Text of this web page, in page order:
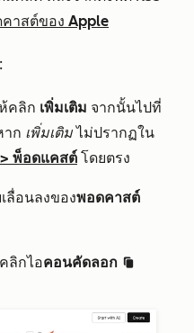
คาสต์ของ Apple
คลิก เพิ่มเติม จากนั้นไปที่
าก เพิ่มเติมไม่ปรากฏใน
> พ็อดแคสต์ โดยตรง
ลื่อนลงของพอดคาสต์
ลิกไอคอนคัดลอก duplicate